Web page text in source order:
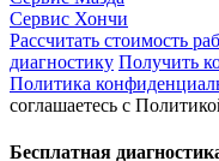
Сервис Хончи
Рассчитать стоимость
диагностику Получить
Политика
соглашаетесь с
Бесплатная